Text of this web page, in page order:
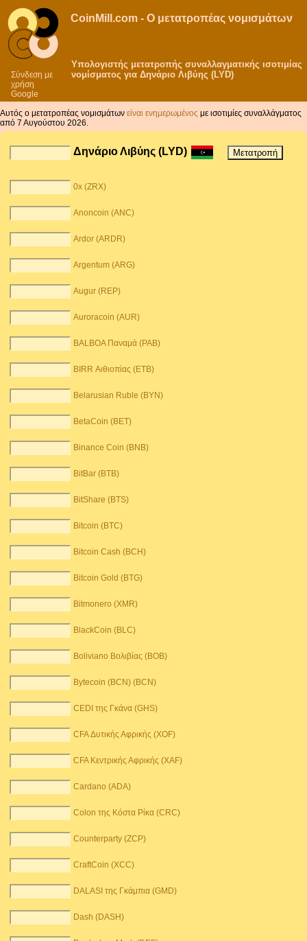
Σύνδεση με
χρήση
Google
CoinMill.com - Ο μετατροπέας νομισμάτων
Υπολογιστής μετατροπής συναλλαγματικής ισοτιμίας
νομίσματος για Δηνάριο Λιβύης (LYD)
Αυτός ο μετατροπέας νομισμάτων είναι ενημερωμένος με ισοτιμίες συναλλάγματος
από 7 Αυγούστου 2026.
Δηνάριο Λιβύης (LYD)
0x (ZRX)
Anoncoin (ANC)
Ardor (ARDR)
Argentum (ARG)
Augur (REP)
Auroracoin (AUR)
BALBOA Παναμά (PAB)
BIRR Αιθιοπίας (ETB)
Belarusian Ruble (BYN)
BetaCoin (BET)
Binance Coin (BNB)
BitBar (BTB)
BitShare (BTS)
Bitcoin (BTC)
Bitcoin Cash (BCH)
Bitcoin Gold (BTG)
Bitmonero (XMR)
BlackCoin (BLC)
Boliviano Βολιβίας (BOB)
Bytecoin (BCN) (BCN)
CEDI της Γκάνα (GHS)
CFA Δυτικής Αφρικής (XOF)
CFA Κεντρικής Αφρικής (XAF)
Cardano (ADA)
Colon της Κόστα Ρίκα (CRC)
Counterparty (ZCP)
CraftCoin (XCC)
DALASI της Γκάμπια (GMD)
Dash (DASH)